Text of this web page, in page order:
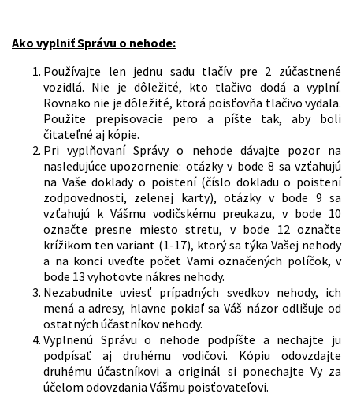
Ako vyplniť Správu o nehode:
Používajte len jednu sadu tlačív pre 2 zúčastnené
vozidlá. Nie je dôležité, kto tlačivo dodá a vyplní.
Rovnako nie je dôležité, ktorá poisťovňa tlačivo vydala.
Použite prepisovacie pero a píšte tak, aby boli
čitateľné aj kópie.
Pri vyplňovaní Správy o nehode dávajte pozor na
nasledujúce upozornenie: otázky v bode 8 sa vzťahujú
na Vaše doklady o poistení (číslo dokladu o poistení
zodpovednosti, zelenej karty), otázky v bode 9 sa
vzťahujú k Vášmu vodičskému preukazu, v bode 10
označte presne miesto stretu, v bode 12 označte
krížikom ten variant (1-17), ktorý sa týka Vašej nehody
a na konci uveďte počet Vami označených políčok, v
bode 13 vyhotovte nákres nehody.
Nezabudnite uviesť prípadných svedkov nehody, ich
mená a adresy, hlavne pokiaľ sa Váš názor odlišuje od
ostatných účastníkov nehody.
Vyplnenú Správu o nehode podpíšte a nechajte ju
podpísať aj druhému vodičovi. Kópiu odovzdajte
druhému účastníkovi a originál si ponechajte Vy za
účelom odovzdania Vášmu poisťovateľovi.